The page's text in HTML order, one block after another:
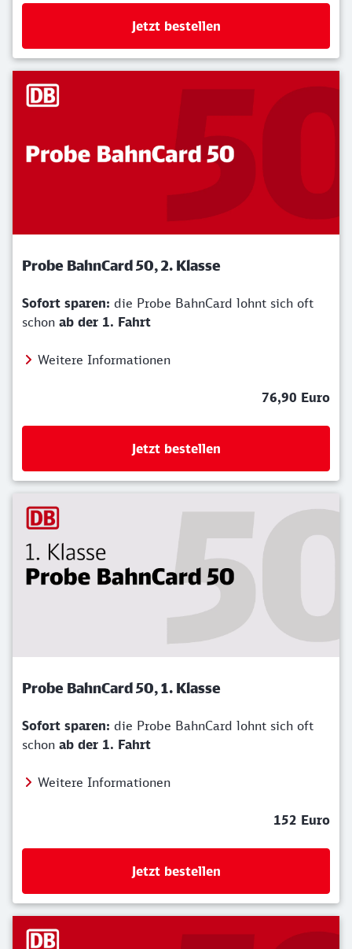
Jetzt bestellen
Probe BahnCard 50, 2. Klasse
Sofort sparen: die Probe BahnCard lohnt sich oft
schon ab der 1. Fahrt
Weitere Informationen
76,90 Euro
Jetzt bestellen
Probe BahnCard 50, 1. Klasse
Sofort sparen: die Probe BahnCard lohnt sich oft
schon ab der 1. Fahrt
Weitere Informationen
152 Euro
Jetzt bestellen